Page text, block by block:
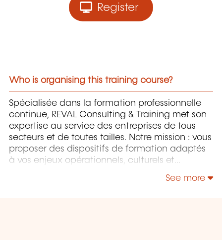
Register
Who is organising this training course?
Spécialisée dans la formation professionnelle
continue, REVAL Consulting & Training met son
expertise au service des entreprises de tous
secteurs et de toutes tailles. Notre mission : vous
proposer des dispositifs de formation adaptés
à vos enjeux opérationnels, culturels et
nous construisons avec vous des solutions
See more